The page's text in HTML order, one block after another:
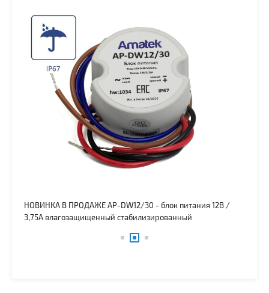
НОВИНКА В ПРОДАЖЕ AP-DW12/30 - блок питания 12В /
3,75А влагозащищенный стабилизированный